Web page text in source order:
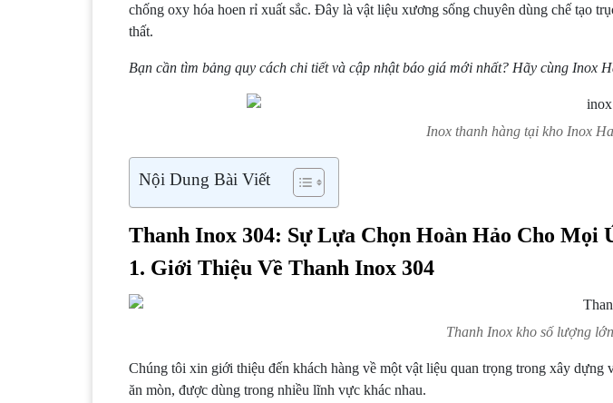
chống oxy hóa hoen rỉ xuất sắc. Đây là vật liệu xương sống chuyên dùng chế tạo
thất.
Bạn cần tìm bảng quy cách chi tiết và cập nhật báo giá mới nhất? Hãy cùng Inox
Inox thanh hàng tại kho Inox
Nội Dung Bài Viết
Thanh Inox 304: Sự Lựa Chọn Hoàn Hảo Cho Mọi
1. Giới Thiệu Về Thanh Inox 304
Thanh Inox kho số lượng
Chúng tôi xin giới thiệu đến khách hàng về một vật liệu quan trọng trong xây dựng
ăn mòn, được dùng trong nhiều lĩnh vực khác nhau.